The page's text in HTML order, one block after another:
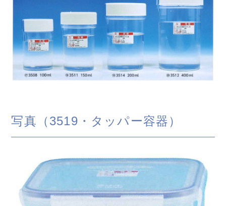
写真（3519・タッパー容器）